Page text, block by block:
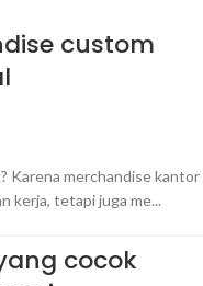
custom
Karena merchandise kantor
kerja, tetapi juga me...
cocok